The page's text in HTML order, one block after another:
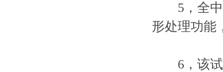
5，全中
形处理功能
6，该试